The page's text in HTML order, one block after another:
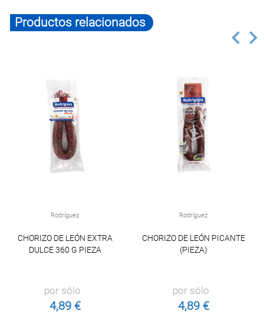
Productos relacionados
Rodríguez
CHORIZO DE LEÓN EXTRA
DULCE 360 G PIEZA
por sólo
4,89 €
Rodríguez
CHORIZO DE LEÓN PICANTE
(PIEZA)
por sólo
4,89 €